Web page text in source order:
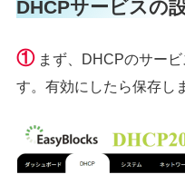
DHCPサービスの
①まず、DHCPのサービ
す。有効にしたら保存し